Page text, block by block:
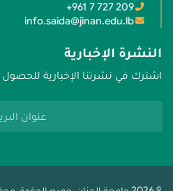
+961 7 727 209
info.saida@jinan.edu.lb
النشرة الإخبارية
اشترك في نشرتنا الإخبارية للحصول